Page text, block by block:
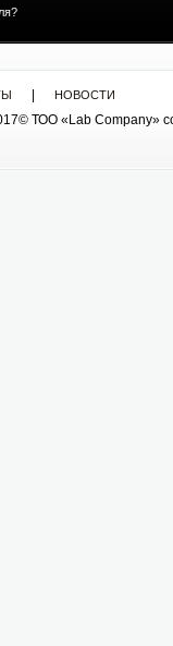
НОВОСТИ
ТОО «Lab Company»